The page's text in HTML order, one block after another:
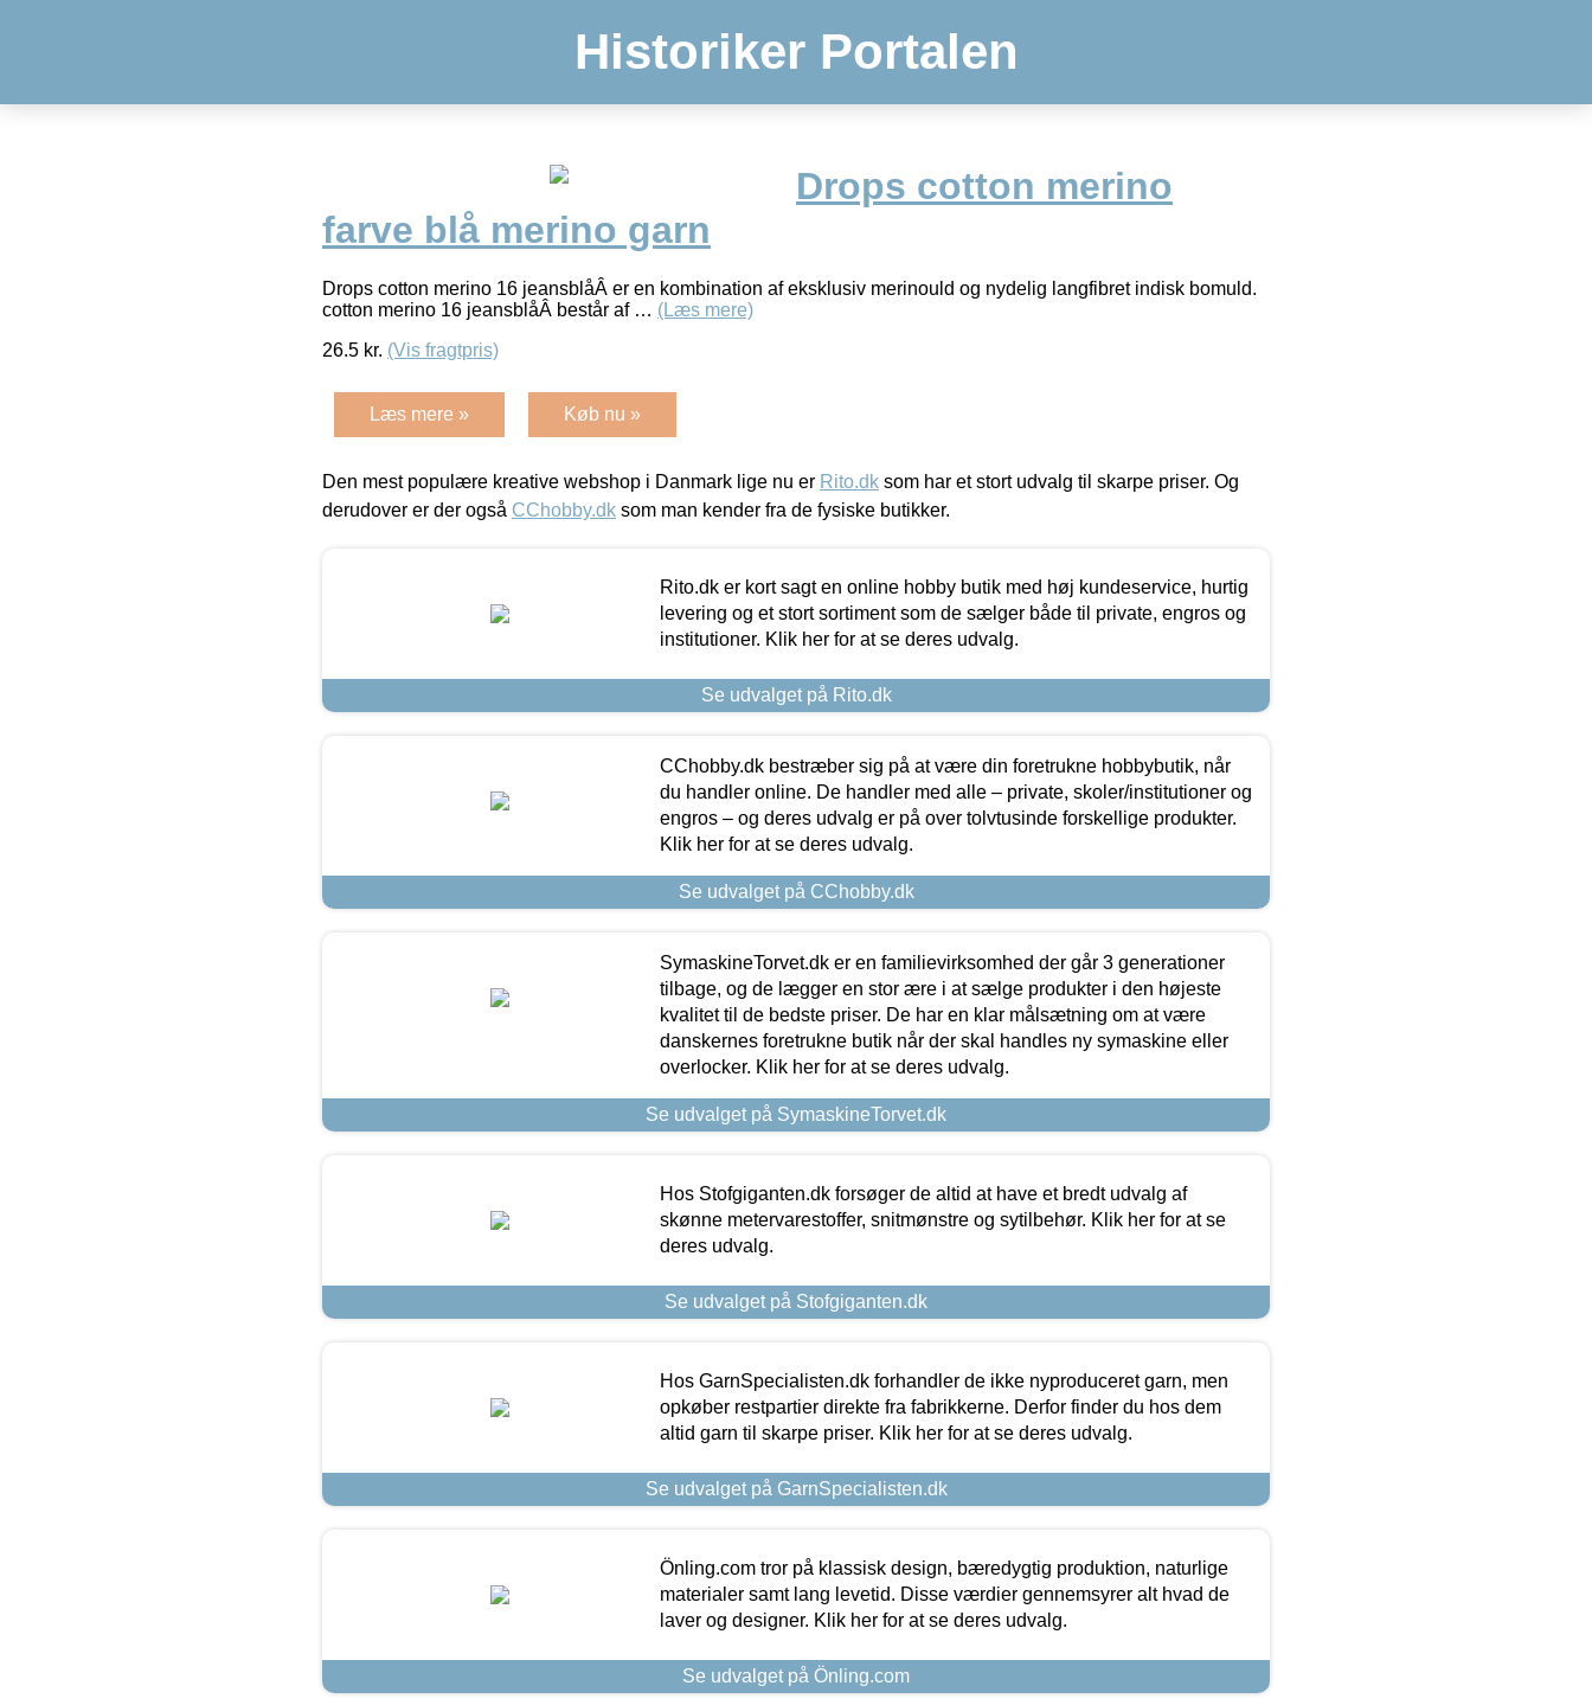
Historiker Portalen
Drops cotton merino
farve blå merino garn
Drops cotton merino 16 jeansblåÂ er en kombination af eksklusiv merinould og nydelig langfibret indisk bomuld.
cotton merino 16 jeansblåÂ består af … (Læs mere)
26.5 kr. (Vis fragtpris)
Læs mere » Køb nu »
Den mest populære kreative webshop i Danmark lige nu er Rito.dk som har et stort udvalg til skarpe priser. Og
derudover er der også CChobby.dk som man kender fra de fysiske butikker.
Rito.dk er kort sagt en online hobby butik med høj kundeservice, hurtig
levering og et stort sortiment som de sælger både til private, engros og
institutioner. Klik her for at se deres udvalg.
Se udvalget på Rito.dk
CChobby.dk bestræber sig på at være din foretrukne hobbybutik, når
du handler online. De handler med alle – private, skoler/institutioner og
engros – og deres udvalg er på over tolvtusinde forskellige produkter.
Klik her for at se deres udvalg.
Se udvalget på CChobby.dk
SymaskineTorvet.dk er en familievirksomhed der går 3 generationer
tilbage, og de lægger en stor ære i at sælge produkter i den højeste
kvalitet til de bedste priser. De har en klar målsætning om at være
danskernes foretrukne butik når der skal handles ny symaskine eller
overlocker. Klik her for at se deres udvalg.
Se udvalget på SymaskineTorvet.dk
Hos Stofgiganten.dk forsøger de altid at have et bredt udvalg af
skønne metervarestoffer, snitmønstre og sytilbehør. Klik her for at se
deres udvalg.
Se udvalget på Stofgiganten.dk
Hos GarnSpecialisten.dk forhandler de ikke nyproduceret garn, men
opkøber restpartier direkte fra fabrikkerne. Derfor finder du hos dem
altid garn til skarpe priser. Klik her for at se deres udvalg.
Se udvalget på GarnSpecialisten.dk
Önling.com tror på klassisk design, bæredygtig produktion, naturlige
materialer samt lang levetid. Disse værdier gennemsyrer alt hvad de
laver og designer. Klik her for at se deres udvalg.
Se udvalget på Önling.com